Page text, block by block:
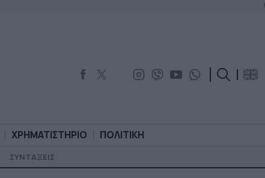
ΧΡΗΜΑΤΙΣΤΗΡΙΟ ΠΟΛΙΤΙΚΗ
ΣΥΝΤΑΞΕΙΣ